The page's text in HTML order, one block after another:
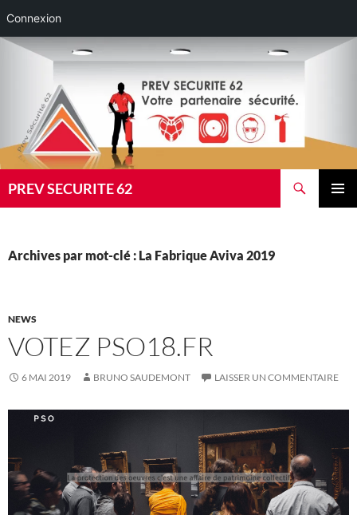
Connexion
Aller
PREV SECURITE 62
Archives par mot-clé : La Fabrique Aviva 2019
NEWS
VOTEZ PSO18.FR
6 MAI 2019 BRUNO SAUDEMONT LAISSER UN COMMENTAIRE